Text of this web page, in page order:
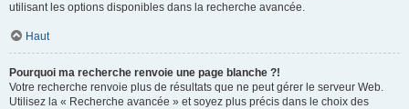
utilisant les options disponibles dans la recherche avancée.
Haut
Pourquoi ma recherche renvoie une page blanche ?!
Votre recherche renvoie plus de résultats que ne peut gérer le serveur Web.
Utilisez la « Recherche avancée » et soyez plus précis dans le choix des